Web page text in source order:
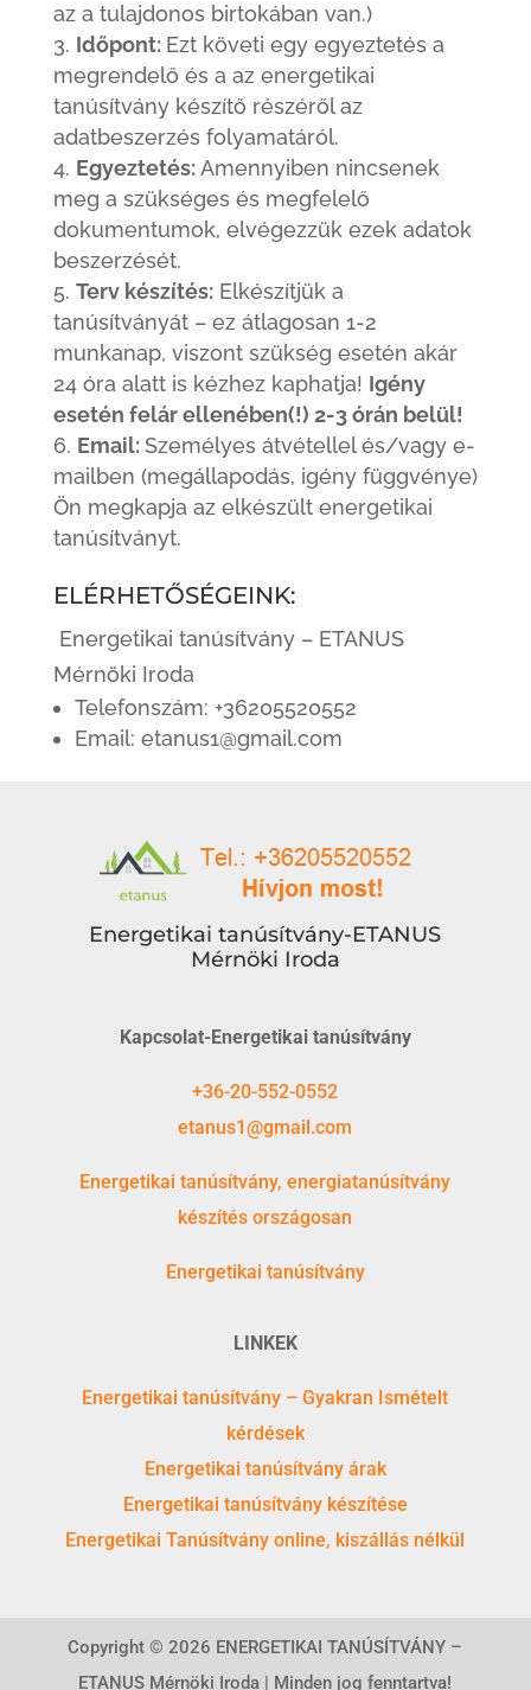
az a tulajdonos birtokában van.)
Időpont: Ezt követi egy egyeztetés a
megrendelő és a az energetikai
tanúsítvány készítő részéről az
adatbeszerzés folyamatáról.
Egyeztetés:Amennyiben nincsenek
meg a szükséges és megfelelő
dokumentumok, elvégezzük ezek adatok
beszerzését.
Terv készítés:Elkészítjük a
tanúsítványát – ez átlagosan 1-2
munkanap, viszont szükség esetén akár
24 óra alatt is kézhez kaphatja! Igény
esetén felár ellenében(!) 2-3 órán belül!
Email:Személyes átvétellel és/vagy e-
mailben (megállapodás, igény függvénye)
Ön megkapja az elkészült energetikai
tanúsítványt.
ELÉRHETŐSÉGEINK:
Energetikai tanúsítvány – ETANUS
Mérnöki Iroda
Telefonszám: +36205520552
Email: etanus1@gmail.com
Energetikai tanúsítvány-ETANUS
Mérnöki Iroda
Kapcsolat-Energetikai tanúsítvány
+36-20-552-0552
etanus1@gmail.com
Energetikai tanúsítvány, energiatanúsítvány
készítés országosan
Energetikai tanúsítvány
LINKEK
Energetikai tanúsítvány – Gyakran Ismételt
kérdések
Energetikai tanúsítvány árak
Energetikai tanúsítvány készítése
Energetikai Tanúsítvány online, kiszállás nélkül
Copyright © 2026 ENERGETIKAI TANÚSÍTVÁNY –
ETANUS Mérnöki Iroda | Minden jog fenntartva!